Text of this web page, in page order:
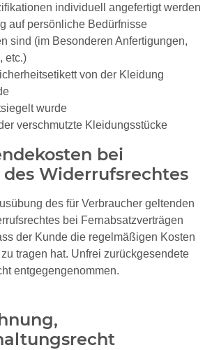
individuell angefertigt werden
auf persönliche Bedürfnisse
sind (im Besonderen Anfertigungen,
etc.)
von der Kleidung
wurde
verschmutzte Kleidungsstücke
bei
Widerrufsrechtes
des für Verbraucher geltenden
bei Fernabsatzverträgen
der Kunde die regelmäßigen Kosten
tragen hat. Unfrei zurückgesendete
entgegengenommen.